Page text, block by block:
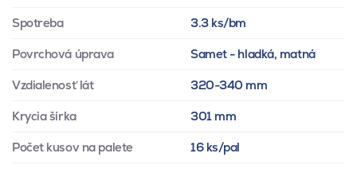
Spotreba 3.3 ks/bm
Povrchová úprava Samet - hladká, matná
Vzdialenosť lát 320-340 mm
Krycia šírka 301 mm
Počet kusov na palete 16 ks/pal